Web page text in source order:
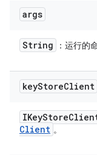
args
String ：运行的
keyStoreClient
IKeyStore
Client 。